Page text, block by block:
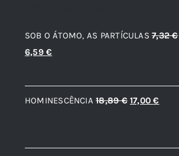
SOB O ÁTOMO, AS PARTÍCULAS 7,32€
O
original
era:
6,59€
atual
é:
HOMINESCÊNCIA 18,89€ O
era:
17,00€
é: